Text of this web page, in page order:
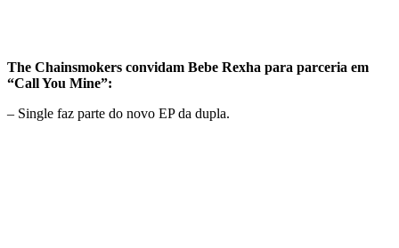
The Chainsmokers convidam Bebe Rexha para parceria em
“Call You Mine”:
– Single faz parte do novo EP da dupla.